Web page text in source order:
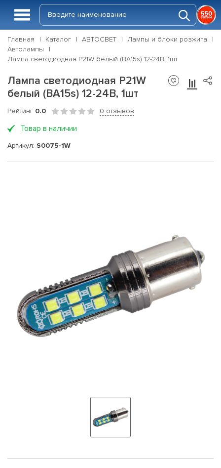
Главная Каталог АВТОСВЕТ
Лампы и блоки розжига
Автолампы
Лампа светодиодная P21W белый (BA15s) 12-24В, 1шт
Лампа светодиодная P21W
белый (BA15s) 12-24В, 1шт
Рейтинг 0.0 0 отзывов
Товар в наличии
Артикул: S0075-1W